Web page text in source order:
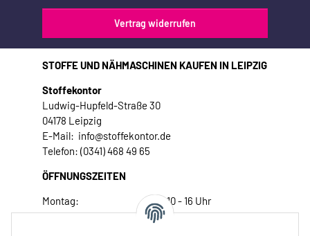
Vertrag widerrufen
STOFFE UND NÄHMASCHINEN KAUFEN IN LEIPZIG
Stoffekontor
Ludwig-Hupfeld-Straße 30
04178 Leipzig
E-Mail: info@stoffekontor.de
Telefon: (0341) 468 49 65
ÖFFNUNGSZEITEN
Montag:
10 - 16 Uhr
Dienstag:
10 - 16 Uhr